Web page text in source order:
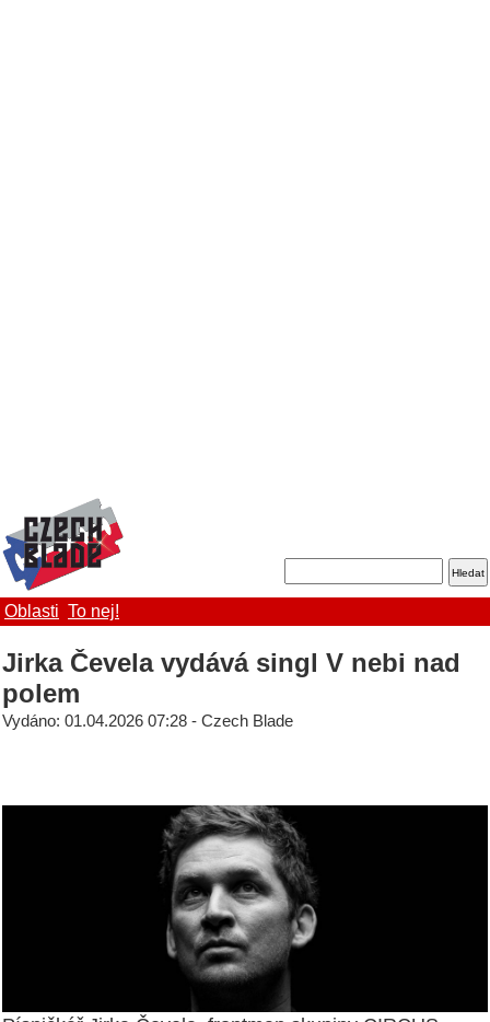
Oblasti To nej!
Jirka Čevela vydává singl V nebi nad
polem
Vydáno: 01.04.2026 07:28 - Czech Blade